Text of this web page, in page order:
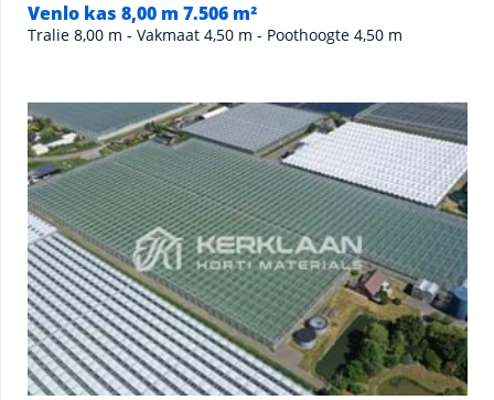
Venlo kas 8,00 m 7.506 m²
Tralie 8,00 m - Vakmaat 4,50 m - Poothoogte 4,50 m